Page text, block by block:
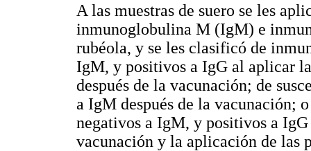
A las muestras de suero se les
inmunoglobulina M (IgM) e
rubéola, y se les clasificó de
IgM, y positivos a IgG al aplicar
después de la vacunación; de
a IgM después de la vacunación;
negativos a IgM, y positivos a
vacunación y la aplicación de las